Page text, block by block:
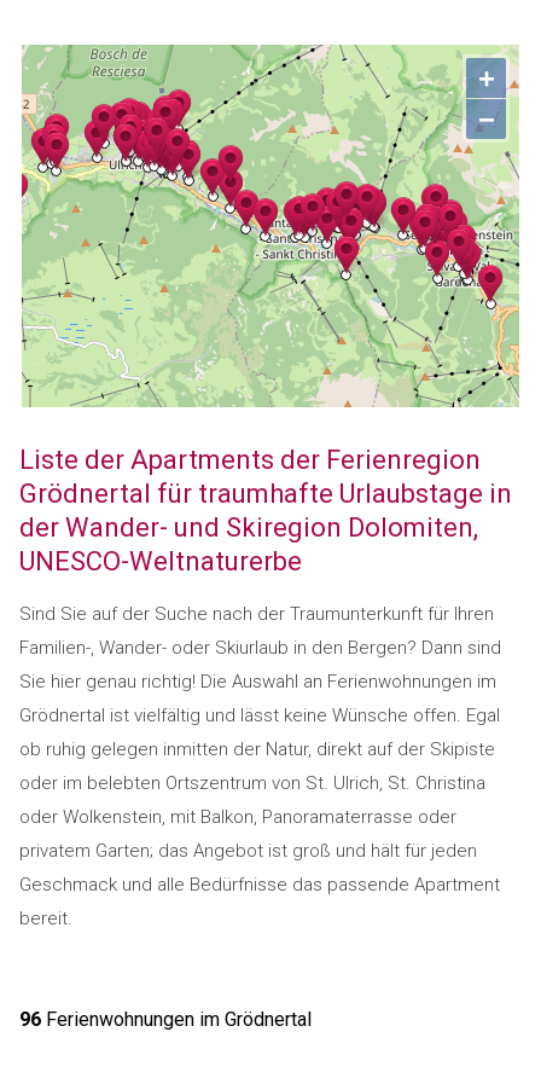
+
−
Liste der Apartments der Ferienregion
Grödnertal für traumhafte Urlaubstage in
der Wander- und Skiregion Dolomiten,
UNESCO-Weltnaturerbe
Sind Sie auf der Suche nach der Traumunterkunft für Ihren
Familien-, Wander- oder Skiurlaub in den Bergen? Dann sind
Sie hier genau richtig! Die Auswahl an Ferienwohnungen im
Grödnertal ist vielfältig und lässt keine Wünsche offen. Egal
ob ruhig gelegen inmitten der Natur, direkt auf der Skipiste
oder im belebten Ortszentrum von St. Ulrich, St. Christina
oder Wolkenstein, mit Balkon, Panoramaterrasse oder
privatem Garten; das Angebot ist groß und hält für jeden
Geschmack und alle Bedürfnisse das passende Apartment
bereit.
96Ferienwohnungen im Grödnertal